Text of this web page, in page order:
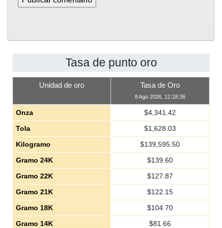
Tasa de punto oro
Unidad de oro Tasa de Oro
8 Ago 2026, 12:18:36
Onza $4,341.42
Tola
$1,628.03
Kilogramo
$139,595.50
Gramo 24K
$139.60
Gramo 22K
$127.87
Gramo 21K
$122.15
Gramo 18K
$104.70
Gramo 14K
$81.66